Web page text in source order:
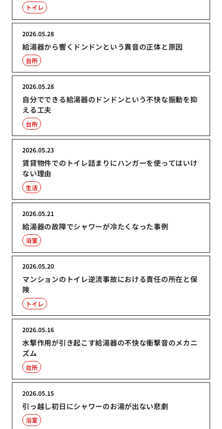
トイレ
給湯器から響くドンドンという異音の正体と原因
2026.05.28
台所
自分でできる給湯器のドンドンという不快な振動を抑
える工夫
2026.05.28
台所
賃貸物件でのトイレ詰まりにハンガーを使ってはいけ
ない理由
2026.05.23
生活
給湯器の故障でシャワーが冷たくなった事例
2026.05.21
浴室
マンションのトイレ逆流事故における責任の所在と保
険
2026.05.20
トイレ
水撃作用が引き起こす給湯器の不快な衝撃音のメカニ
ズム
2026.05.16
台所
引っ越し初日にシャワーのお湯が出ない悲劇
2026.05.15
浴室